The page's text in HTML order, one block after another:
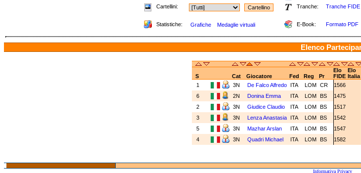
Cartellini:
Tranche: Tranche
Statistiche: Grafiche Medaglie virtuali E-Book: Formato PDF
Elenco
Elo Elo
S
Cat Giocatore Fed Reg Pr FIDE Italia
1
3N De Falco Alfredo ITA LOM CR 1566
6
2N Donina Emma ITA LOM BS 1475
2
3N Giudice Claudio ITA LOM BS 1517
3
3N Lenza Anastasia ITA LOM BS 1542
5
3N Mazhar Arslan ITA LOM BS 1547
4
3N Quadri Michael ITA LOM BS 1582
Informativa Privacy